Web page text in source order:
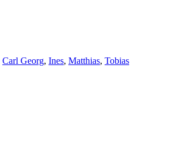
Carl Georg, Ines, Matthias, Tobias